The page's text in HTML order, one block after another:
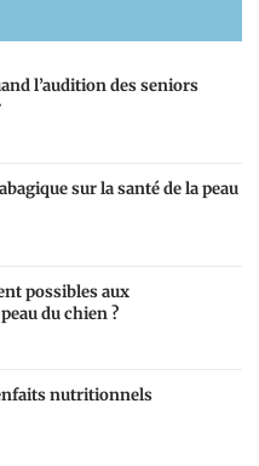
l’audition des seniors
sur la santé de la peau
possibles aux
du chien ?
nutritionnels